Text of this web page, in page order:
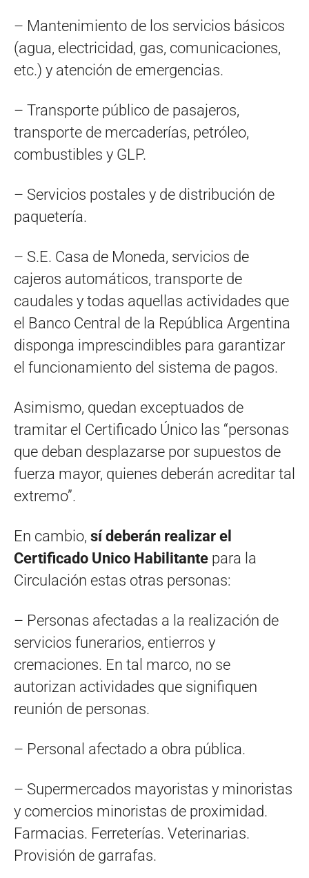
– Mantenimiento de los servicios básicos
(agua, electricidad, gas, comunicaciones,
etc.) y atención de emergencias.
– Transporte público de pasajeros,
transporte de mercaderías, petróleo,
combustibles y GLP.
– Servicios postales y de distribución de
paquetería.
– S.E. Casa de Moneda, servicios de
cajeros automáticos, transporte de
caudales y todas aquellas actividades que
el Banco Central de la República Argentina
disponga imprescindibles para garantizar
el funcionamiento del sistema de pagos.
Asimismo, quedan exceptuados de
tramitar el Certificado Único las “personas
que deban desplazarse por supuestos de
fuerza mayor, quienes deberán acreditar tal
extremo”.
En cambio, sí deberán realizar el
Certificado Unico Habilitante para la
Circulación estas otras personas:
– Personas afectadas a la realización de
servicios funerarios, entierros y
cremaciones. En tal marco, no se
autorizan actividades que signifiquen
reunión de personas.
– Personal afectado a obra pública.
– Supermercados mayoristas y minoristas
y comercios minoristas de proximidad.
Farmacias. Ferreterías. Veterinarias.
Provisión de garrafas.